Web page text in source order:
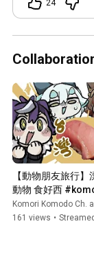
24
【動物朋友旅行】
動物 食好西
Komori Komodo Ch.
161 views •